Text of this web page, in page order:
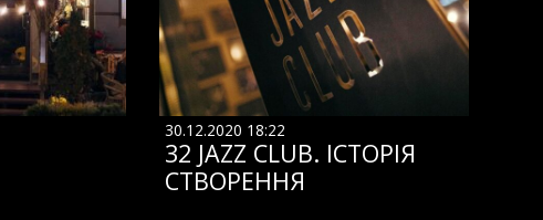
30.12.2020 18:22
32 JAZZ CLUB. ІСТОРІЯ
СТВОРЕННЯ